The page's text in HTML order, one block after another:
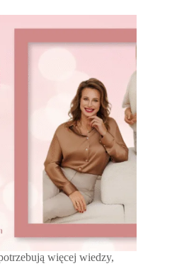
więcej wiedzy,